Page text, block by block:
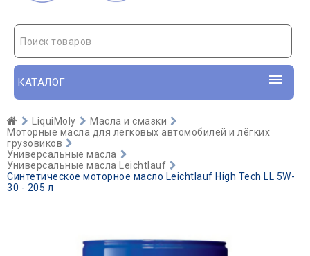
Поиск товаров
КАТАЛОГ
LiquiMoly
Масла и смазки
Моторные масла для легковых автомобилей и лёгких
грузовиков
Универсальные масла
Универсальные масла Leichtlauf
Синтетическое моторное масло Leichtlauf High Tech LL 5W-
30 - 205 л